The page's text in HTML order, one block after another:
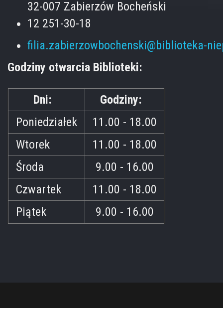
32-007 Zabierzów Bocheński
12 251-30-18
filia.zabierzowbochenski@biblioteka-
Godziny otwarcia Biblioteki:
Dni:
Godziny:
Poniedziałek
11.00 - 18.00
Wtorek
11.00 - 18.00
Środa
9.00 - 16.00
Czwartek
11.00 - 18.00
Piątek
9.00 - 16.00